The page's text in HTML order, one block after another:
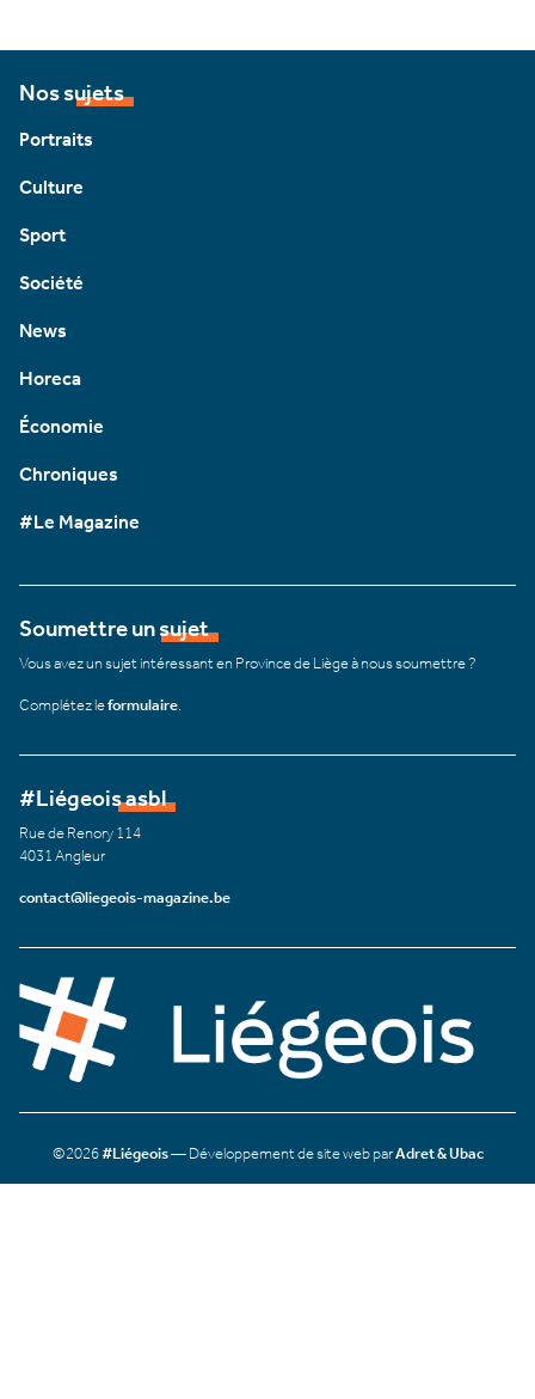
Nos sujets
Portraits
Culture
Sport
Société
News
Horeca
Économie
Chroniques
#Le Magazine
Soumettre un sujet
Vous avez un sujet intéressant en Province de Liège à nous soumettre ?
Complétez leformulaire
#Liégeois asbl
Rue de Renory 114
4031 Angleur
contact@liegeois-magazine.be
©2026#Liégeois— Développement de site web parAdret & Ubac